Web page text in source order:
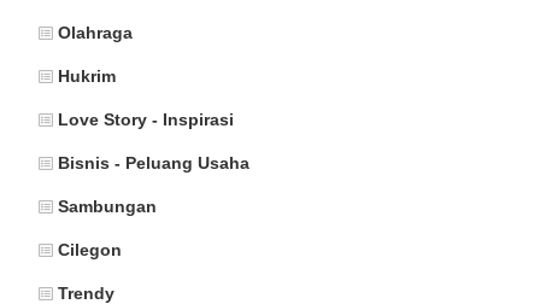
Olahraga
Hukrim
Love Story - Inspirasi
Bisnis - Peluang Usaha
Sambungan
Cilegon
Trendy